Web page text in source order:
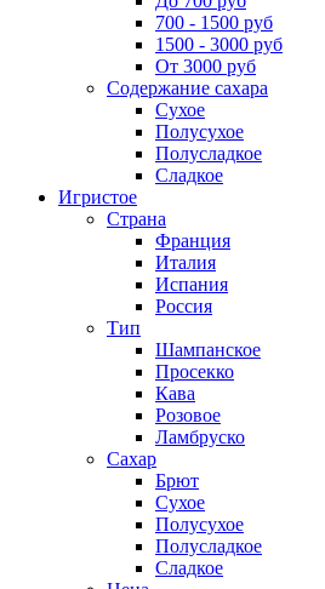
700 - 1500 руб
1500 - 3000 руб
От 3000 руб
Содержание сахара
Сухое
Полусухое
Полусладкое
Сладкое
Игристое
Страна
Франция
Италия
Испания
Россия
Тип
Шампанское
Просекко
Кава
Розовое
Ламбруско
Сахар
Брют
Сухое
Полусухое
Полусладкое
Сладкое